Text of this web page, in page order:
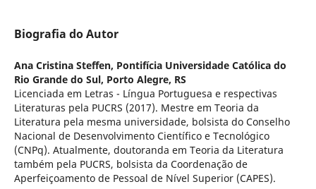
Biografia do Autor
Ana Cristina Steffen, Pontifícia Universidade Católica do
Rio Grande do Sul, Porto Alegre, RS
Licenciada em Letras - Língua Portuguesa e respectivas
Literaturas pela PUCRS (2017). Mestre em Teoria da
Literatura pela mesma universidade, bolsista do Conselho
Nacional de Desenvolvimento Científico e Tecnológico
(CNPq). Atualmente, doutoranda em Teoria da Literatura
também pela PUCRS, bolsista da Coordenação de
Aperfeiçoamento de Pessoal de Nível Superior (CAPES).